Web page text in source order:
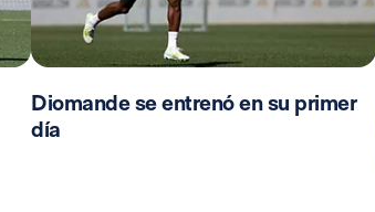
Diomande se entrenó en su primer
día